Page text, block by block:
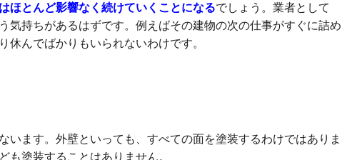
ほとんど影響なく続けていくことになるでしょう。業者として
気持ちがあるはずです。例えばその建物の次の仕事がすぐに詰め
休んでばかりもいられないわけです。
います。外壁といっても、すべての面を塗装するわけではありま
も塗装することはありません。